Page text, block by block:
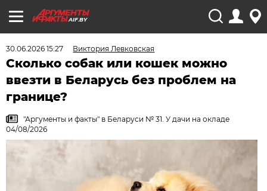
AIF.BY
30.06.2026 15:27 Виктория Левковская
Сколько собак или кошек можно
ввезти в Беларусь без проблем на
границе?
"Аргументы и факты" в Беларуси № 31. У дачи на окладе
04/08/2026